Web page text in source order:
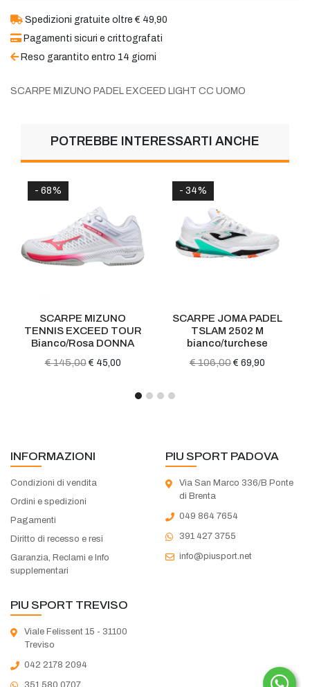
Spedizioni gratuite oltre € 49,90
Pagamenti sicuri e crittografati
Reso garantito entro 14 giorni
SCARPE MIZUNO PADEL EXCEED LIGHT CC UOMO
POTREBBE INTERESSARTI ANCHE
MIZUNO
EXCEED TOUR
Rosa DONNA
€ 45,00
SCARPE JOMA PADEL
TSLAM 2502 M
bianco/turchese
€ 69,90
SCARPE
Rose/
INFORMAZIONI
Condizioni di vendita
Ordini e spedizioni
Pagamenti
Diritto di recesso e resi
Garanzia, Reclami e Info
supplementari
PIU SPORT PADOVA
Via San Marco 336/B Ponte
di Brenta
049 864 7654
391 427 3755
info@piusport.net
PIU SPORT TREVISO
Viale Felissent 15 - 31100
Treviso
042 2178 2094
351 580 0707